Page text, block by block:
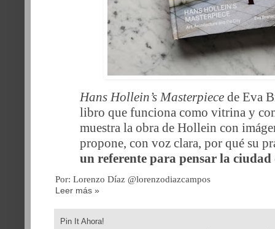
Hans Hollein’s Masterpiece de Eva
libro que funciona como vitrina y
muestra la obra de Hollein con
propone, con voz clara, por qué su
un referente para pensar la
Por: Lorenzo Díaz @lorenzodiazcampos
Leer más »
Pin It Ahora!